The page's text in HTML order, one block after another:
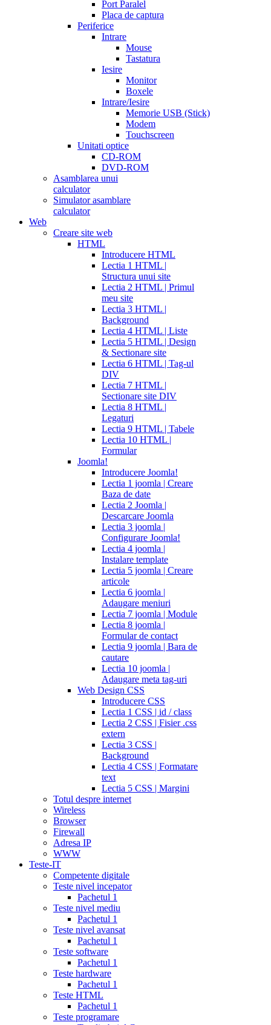
Port Paralel
Placa de captura
Periferice
Intrare
Mouse
Tastatura
Iesire
Monitor
Boxele
Intrare/Iesire
Memorie USB (Stick)
Modem
Touchscreen
Unitati optice
CD-ROM
DVD-ROM
Asamblarea unui
calculator
Simulator asamblare
calculator
Web
Creare site web
HTML
Introducere HTML
Lectia 1 HTML |
Structura unui site
Lectia 2 HTML | Primul
meu site
Lectia 3 HTML |
Background
Lectia 4 HTML | Liste
Lectia 5 HTML | Design
& Sectionare site
Lectia 6 HTML | Tag-ul
DIV
Lectia 7 HTML |
Sectionare site DIV
Lectia 8 HTML |
Legaturi
Lectia 9 HTML | Tabele
Lectia 10 HTML |
Formular
Joomla!
Introducere Joomla!
Lectia 1 joomla | Creare
Baza de date
Lectia 2 Joomla |
Descarcare Joomla
Lectia 3 joomla |
Configurare Joomla!
Lectia 4 joomla |
Instalare template
Lectia 5 joomla | Creare
articole
Lectia 6 joomla |
Adaugare meniuri
Lectia 7 joomla | Module
Lectia 8 joomla |
Formular de contact
Lectia 9 joomla | Bara de
cautare
Lectia 10 joomla |
Adaugare meta tag-uri
Web Design CSS
Introducere CSS
Lectia 1 CSS | id / class
Lectia 2 CSS | Fisier .css
extern
Lectia 3 CSS |
Background
Lectia 4 CSS | Formatare
text
Lectia 5 CSS | Margini
Totul despre internet
Wireless
Browser
Firewall
Adresa IP
WWW
Teste-IT
Competente digitale
Teste nivel incepator
Pachetul 1
Teste nivel mediu
Pachetul 1
Teste nivel avansat
Pachetul 1
Teste software
Pachetul 1
Teste hardware
Pachetul 1
Teste HTML
Pachetul 1
Teste programare